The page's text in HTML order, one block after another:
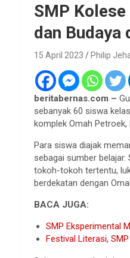
SMP
dan Budaya
15 April 2023 Philip
beritabernas.com –
sebanyak 60 siswa
komplek Omah Petroek,
Para siswa diajak
sebagai sumber
tokoh-tokoh tertentu,
berdekatan dengan
BACA JUGA:
SMP Eksperimental
Festival Literasi,